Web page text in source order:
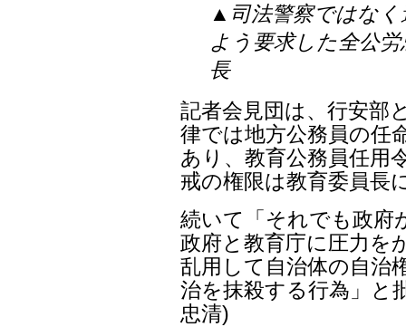
▲司法警察ではなく
よう要求した全公
長
記者会見団は、行安部
律では地方公務員の任
あり、教育公務員任用
戒の権限は教育委員長
続いて「それでも政府
政府と教育庁に圧力を
乱用して自治体の自治
治を抹殺する行為」と
忠清)